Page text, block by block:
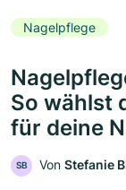
Nagelpflege
So wählst
für deine
SB Von Stefanie